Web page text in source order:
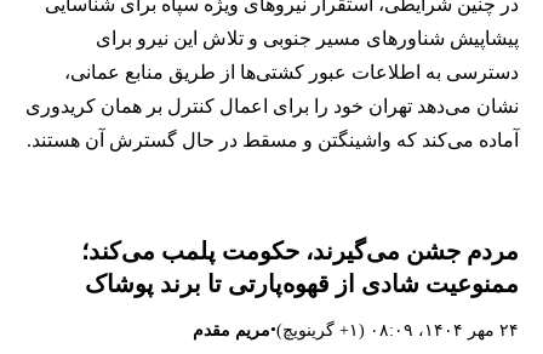
پیشاپیش شناورهای مسیر جنوبی و تلاش این نیرو برای
دسترسی به اطلاعات عبور کشتی‌ها از طریق منابع عمانی،
نشان می‌دهد تهران خود را برای اعمال کنترل بر همان کریدوری
آماده می‌کند که واشینگتن و مسقط در حال گسترش آن هستند.
مردم جشن می‌گیرند، حکومت پلمب می‌کند؛
ممنوعیت شادی از قهوه‌پارتی تا برند پوشاک
۲۴ مهر ۱۴۰۴، ۰۸:۰۹ (‎+۱ گرینویچ) •مریم مقدم